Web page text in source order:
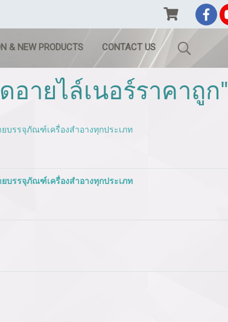
& NEW PRODUCTS CONTACT US
ายไล์เนอร์ราคาถูก"
บรรจุภัณฑ์เครื่องสำอางทุกประเภท
บรรจุภัณฑ์เครื่องสำอางทุกประเภท